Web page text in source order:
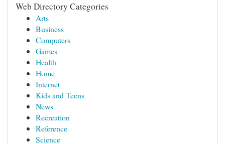
Web Directory Categories
Arts
Business
Computers
Games
Health
Home
Internet
Kids and Teens
News
Recreation
Reference
Science